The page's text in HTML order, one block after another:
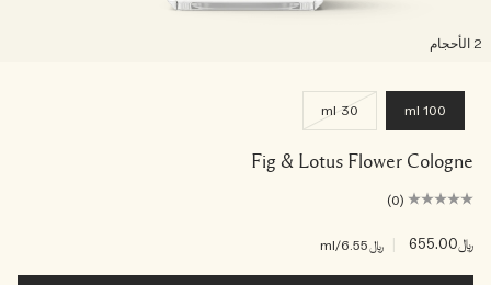
100 ml
30 ml
Fig & Lotus Flower Cologne
(0)
﷼655.00 ﷼6.55 /ml